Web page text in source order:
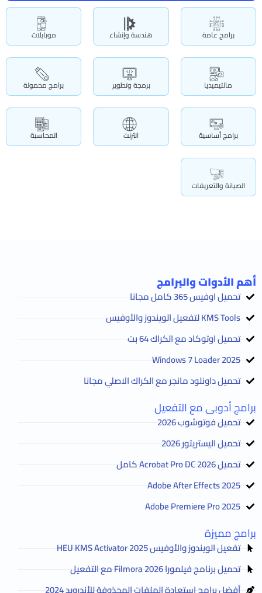
برامج عامة هندسة وإنشاء موبايلات
مالتيميديا برمجة وتطوير برامج محمولة
برامج أساسية انترنت المحاسبة
الصيانة والتعريفات
أهم الأدوات والبرامج
تحميل اوفيس 365 كامل مجانا
KMS Tools لتفعيل الويندوز والأوفيس
تحميل اوتوكاد مع الكراك 64 بت
2025 Windows 7 Loader
تحميل داونلود مانجر مع الكراك الاصلي مجانا
برامج أدوبى مع التفعيل
تحميل فوتوشوب 2026
تحميل اليستريتور 2026
تحميل Acrobat Pro DC 2026 كامل
Adobe After Effects 2025
Adobe Premiere Pro 2025
برامج مميزة
تفعيل الويندوز والأوفيس HEU KMS Activator 2025
تحميل برنامج فيلمورا Filmora 2026 مع التفعيل